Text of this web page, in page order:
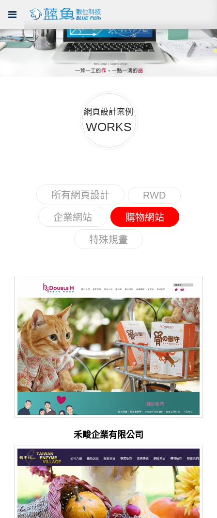
網頁設計案例
WORKS
所有網頁設計 RWD
企業網站 購物網站
特殊規畫
禾畯企業有限公司